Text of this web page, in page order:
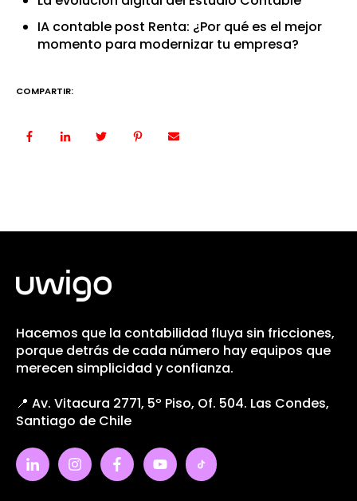
IA contable post Renta: ¿Por qué es el mejor
momento para modernizar tu empresa?
COMPARTIR:
Hacemos que la contabilidad fluya sin fricciones,
porque detrás de cada número hay equipos que
merecen simplicidad y confianza.
📍 Av. Vitacura 2771, 5º Piso, Of. 504. Las Condes,
Santiago de Chile